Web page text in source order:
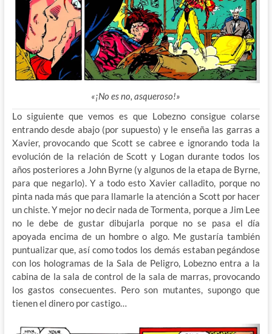
«¡No es no, asqueroso!»
Lo siguiente que vemos es que Lobezno consigue colarse
entrando desde abajo (por supuesto) y le enseña las garras a
Xavier, provocando que Scott se cabree e ignorando toda la
evolución de la relación de Scott y Logan durante todos los
años posteriores a John Byrne (y algunos de la etapa de Byrne,
para que negarlo). Y a todo esto Xavier calladito, porque no
pinta nada más que para llamarle la atención a Scott por hacer
un chiste. Y mejor no decir nada de Tormenta, porque a Jim Lee
no le debe de gustar dibujarla porque no se pasa el día
apoyada encima de un hombre o algo. Me gustaría también
puntualizar que, así como todos los demás estaban pegándose
con los hologramas de la Sala de Peligro, Lobezno entra a la
cabina de la sala de control de la sala de marras, provocando
los gastos consecuentes. Pero son mutantes, supongo que
tienen el dinero por castigo…